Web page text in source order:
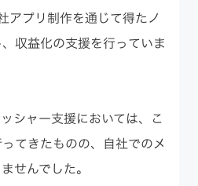
プリ制作を通じて得たノ
収益化の支援を行っていま
シャー支援においては、こ
てきたものの、自社でのメ
せんでした。